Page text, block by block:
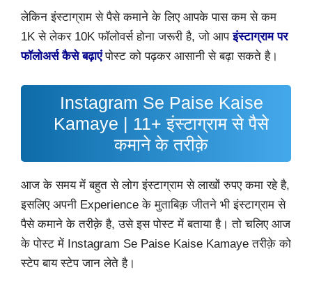
लेकिन इंस्टाग्राम से पैसे कमाने के लिए आपके पास कम से कम
1K से लेकर 10K फॉलोवर्स होना जरूरी है, जो आपइंस्टाग्राम पर
फॉलोअर्स कैसे बढ़ाएंपोस्ट को पढ़कर आसानी से बढ़ा सकते है।
Instagram Se Paise Kaise
Kamaye | 11+ इंस्टाग्राम से पैसे
कमाने के तरीक़े
आज के समय में बहुत से लोग इंस्टाग्राम से लाखों रुपए कमा रहे है,
इसलिए अपनी Experience के मुताबिक़ जीतने भी इंस्टाग्राम से
पैसे कमाने के तरीक़े है, उसे इस पोस्ट में बताया है। तो चलिए आज
के पोस्ट में Instagram Se Paise Kaise Kamaye तरीक़े को
स्टेप बाय स्टेप जान लेते है।